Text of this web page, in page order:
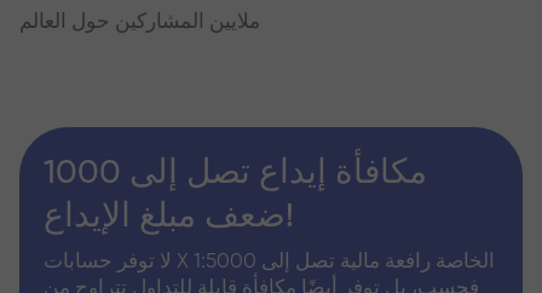
ملايين المشاركين حول العالم
مكافأة إيداع تصل إلى 1000
ضعف مبلغ الإيداع!
لا توفر حسابات X الخاصة رافعة مالية تصل إلى 1:5000
فحسب، بل توفر أيضًا مكافأة قابلة للتداول تتراوح من